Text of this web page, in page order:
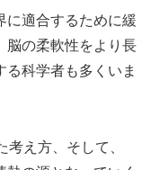
に適合するために緩
脳の柔軟性をより長
る科学者も多くいま
え方、そして、